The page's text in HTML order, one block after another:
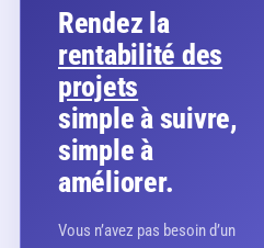
Rendez la
rentabilité des
projets
simple à suivre,
simple à
améliorer.
Vous n’avez pas besoin d’un